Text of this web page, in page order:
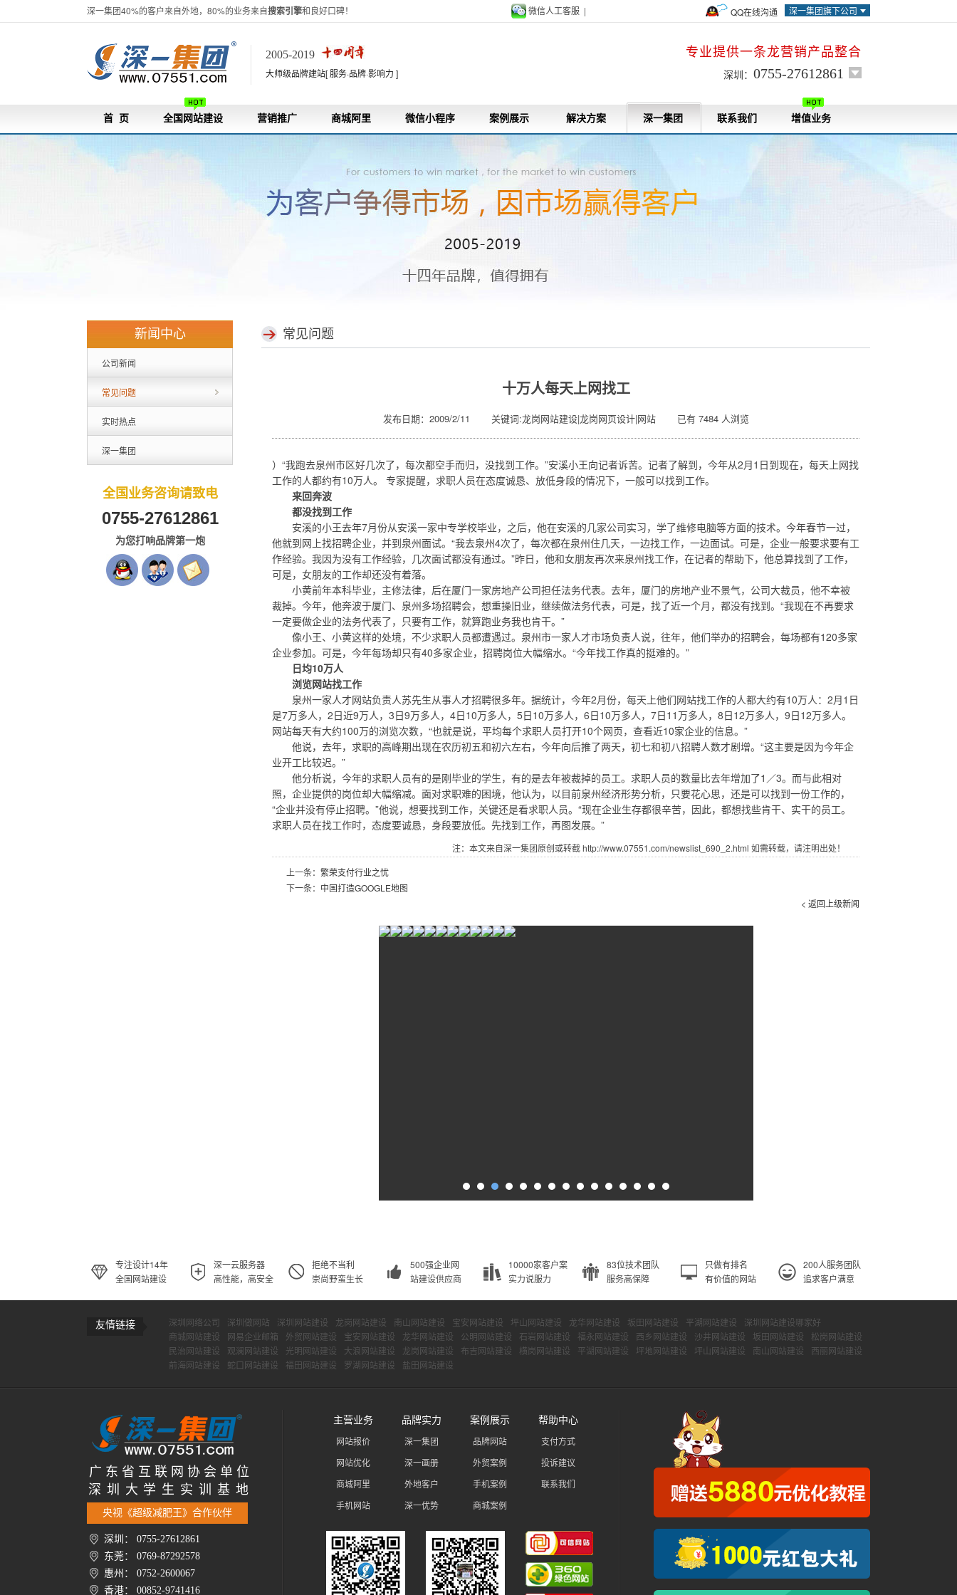
深一集团40%的客户来自外地，80%的业务来自搜索引擎和良好口碑！ 深一集团旗下公司
微信人工客服 | QQ在线沟通
2005-2019
大师级品牌建站[ 服务·品牌·影响力 ]
专业提供一条龙营销产品整合
深圳： 0755-27612861
首 页 全国网站建设 营销推广 商城阿里 微信小程序 案例展示 解决方案 深一集团 联系我们 增值业务
新闻中心
公司新闻
常见问题
实时热点
深一集团
全国业务咨询请致电
0755-27612861
为您打响品牌第一炮
常见问题
十万人每天上网找工
发布日期：2009/2/11 关键词:龙岗网站建设|龙岗网页设计|网站 已有 7484 人浏览
）“我跑去泉州市区好几次了，每次都空手而归，没找到工作。”安溪小王向记者诉苦。记者了解到，今年从2月1日到现在，每天上网找
工作的人都约有10万人。 专家提醒，求职人员在态度诚恳、放低身段的情况下，一般可以找到工作。
来回奔波
都没找到工作
安溪的小王去年7月份从安溪一家中专学校毕业，之后，他在安溪的几家公司实习，学了维修电脑等方面的技术。今年春节一过，
他就到网上找招聘企业，并到泉州面试。“我去泉州4次了，每次都在泉州住几天，一边找工作，一边面试。可是，企业一般要求要有工
作经验。我因为没有工作经验，几次面试都没有通过。”昨日，他和女朋友再次来泉州找工作，在记者的帮助下，他总算找到了工作，
可是，女朋友的工作却还没有着落。
小黄前年本科毕业，主修法律，后在厦门一家房地产公司担任法务代表。去年，厦门的房地产业不景气，公司大裁员，他不幸被
裁掉。今年，他奔波于厦门、泉州多场招聘会，想重操旧业，继续做法务代表，可是，找了近一个月，都没有找到。“我现在不再要求
一定要做企业的法务代表了，只要有工作，就算跑业务我也肯干。”
像小王、小黄这样的处境，不少求职人员都遭遇过。泉州市一家人才市场负责人说，往年，他们举办的招聘会，每场都有120多家
企业参加。可是，今年每场却只有40多家企业，招聘岗位大幅缩水。“今年找工作真的挺难的。”
日均10万人
浏览网站找工作
泉州一家人才网站负责人苏先生从事人才招聘很多年。据统计，今年2月份，每天上他们网站找工作的人都大约有10万人：2月1日
是7万多人，2日近9万人，3日9万多人，4日10万多人，5日10万多人，6日10万多人，7日11万多人，8日12万多人，9日12万多人。
网站每天有大约100万的浏览次数，“也就是说，平均每个求职人员打开10个网页，查看近10家企业的信息。”
他说，去年，求职的高峰期出现在农历初五和初六左右，今年向后推了两天，初七和初八招聘人数才剧增。“这主要是因为今年企
业开工比较迟。”
他分析说，今年的求职人员有的是刚毕业的学生，有的是去年被裁掉的员工。求职人员的数量比去年增加了1／3。而与此相对
照，企业提供的岗位却大幅缩减。面对求职难的困境，他认为，以目前泉州经济形势分析，只要花心思，还是可以找到一份工作的，
“企业并没有停止招聘。”他说，想要找到工作，关键还是看求职人员。“现在企业生存都很辛苦，因此，都想找些肯干、实干的员工。
求职人员在找工作时，态度要诚恳，身段要放低。先找到工作，再图发展。”
注：本文来自深一集团原创或转截 http://www.07551.com/newslist_690_2.html 如需转载，请注明出处！
上一条： 繁荣支付行业之忧
下一条： 中国打造GOOGLE地图
< 返回上级新闻
专注设计14年
全国网站建设
深一云服务器
高性能，高安全
拒绝不当利
崇尚野蛮生长
500强企业网
站建设供应商
10000家客户案
实力说服力
83位技术团队
服务高保障
只做有排名
有价值的网站
200人服务团队
追求客户满意
友情链接 深圳网络公司 深圳做网站 深圳网站建设 龙岗网站建设 南山网站建设 宝安网站建设 坪山网站建设 龙华网站建设 坂田网站建设 平湖网站建设
深圳网站建设哪家好
商城网站建设
网易企业邮箱 外贸网站建设 宝安网站建设 龙华网站建设 公明网站建设 石岩网站建设 福永网站建设 西乡网站建设 沙井网站建设 坂田网站建设
松岗网站建设
民治网站建设
观澜网站建设 光明网站建设 大浪网站建设 龙岗网站建设 布吉网站建设 横岗网站建设 平湖网站建设 坪地网站建设 坪山网站建设 南山网站建设
西丽网站建设
前海网站建设
蛇口网站建设 福田网站建设 罗湖网站建设 盐田网站建设
广 东 省 互 联 网 协 会 单 位
深 圳 大 学 生 实 训 基 地
央视《超级减肥王》合作伙伴
深圳： 0755-27612861
东莞： 0769-87292578
惠州： 0752-2600067
香港： 00852-9741416
主营业务
网站报价
网站优化
商城阿里
手机网站
品牌实力
深一集团
深一画册
外地客户
深一优势
案例展示
品牌网站
外贸案例
手机案例
商城案例
帮助中心
支付方式
投诉建议
联系我们